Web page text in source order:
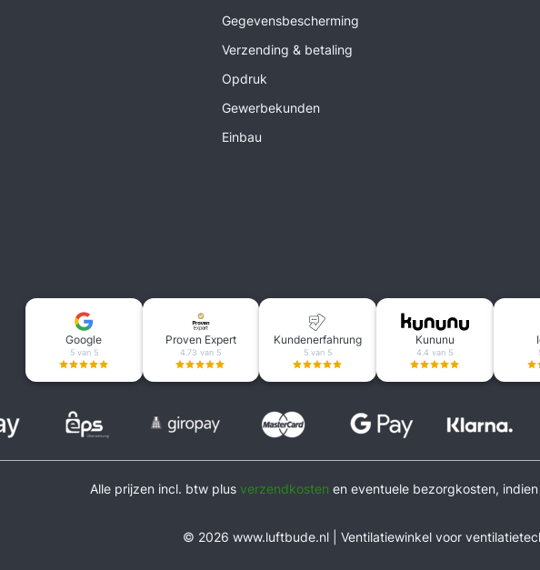
Gegevensbescherming
Verzending & betaling
Opdruk
Gewerbekunden
Einbau
Google
5 van 5
Proven Expert
4.73 van 5
Kundenerfahrung
5 van 5
Kununu
4.4 van 5
Alle prijzen incl. btw plus verzendkosten en eventuele bezorgkosten,
© 2026 www.luftbude.nl | Ventilatiewinkel voor